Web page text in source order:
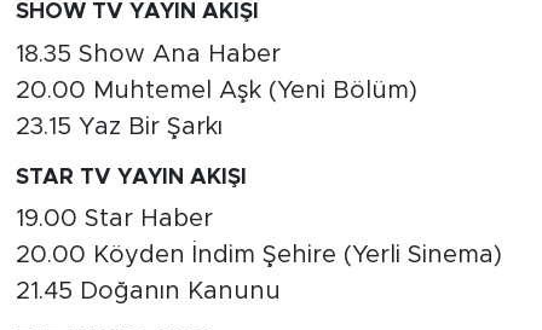
SHOW TV YAYIN AKIŞI
18.35 Show Ana Haber
20.00 Muhtemel Aşk (Yeni Bölüm)
23.15 Yaz Bir Şarkı
STAR TV YAYIN AKIŞI
19.00 Star Haber
20.00 Köyden İndim Şehire (Yerli Sinema)
21.45 Doğanın Kanunu